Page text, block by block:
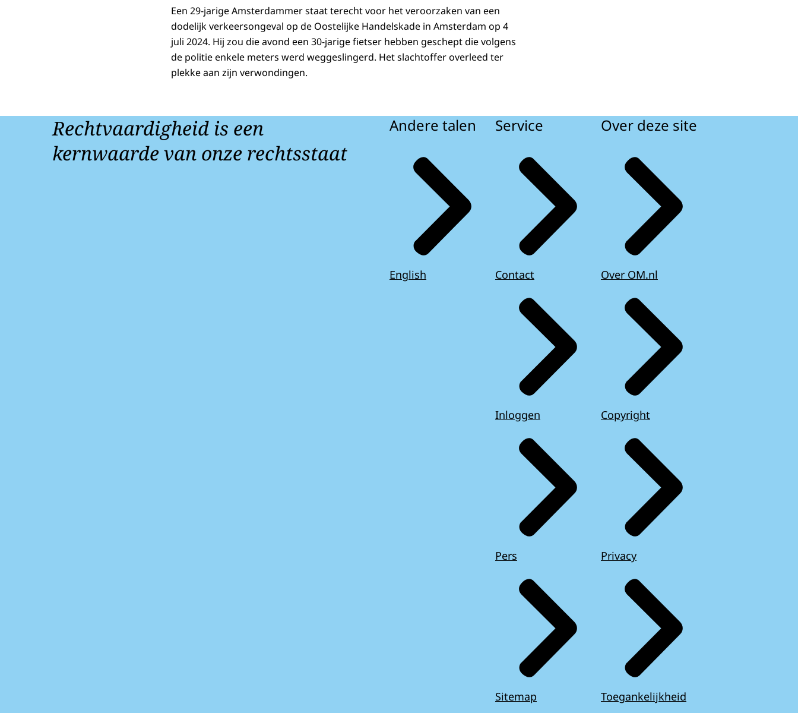
Een 29-jarige Amsterdammer staat terecht voor het veroorzaken van een
dodelijk verkeersongeval op de Oostelijke Handelskade in Amsterdam op 4
juli 2024. Hij zou die avond een 30-jarige fietser hebben geschept die volgens
de politie enkele meters werd weggeslingerd. Het slachtoffer overleed ter
plekke aan zijn verwondingen.
Rechtvaardigheid is een
kernwaarde van onze rechtsstaat
Andere talen
English
Service
Contact
Inloggen
Pers
Sitemap
Over deze site
Over OM.nl
Copyright
Privacy
Toegankelijkheid